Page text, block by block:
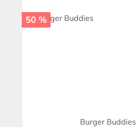
50 %
Burger Buddies